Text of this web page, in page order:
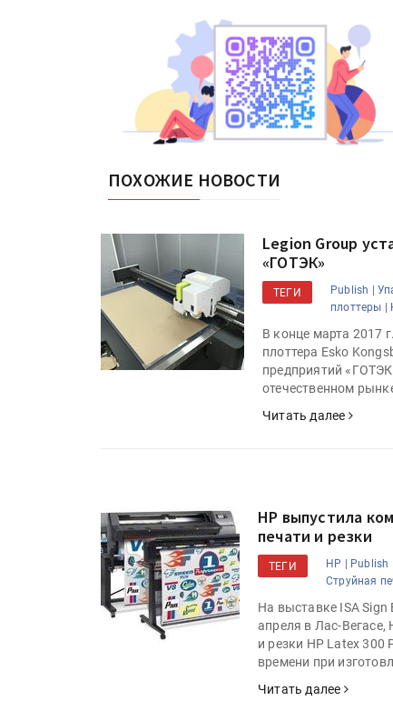
ПОХОЖИЕ НОВОСТИ
Legion Group
«ГОТЭК»
ТЕГИ Publish |
плоттеры |
В конце марта 2017
плоттера Esko
предприятий
отечественном
Читать далее
HP выпустила
печати и резки
ТЕГИ HP | Publish |
Струйная
На выставке ISA
апреля в Лас-
и резки HP Latex
времени при
Читать далее